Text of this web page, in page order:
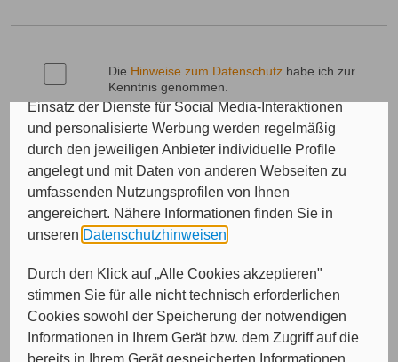
das Kunde wirbt Kunde-Programm, die Affiliate-
Insgesamt werden Ihre Daten an maximal sechs
weitere Verantwortliche weitergegeben. Bei dem
Einsatz der Dienste für Social Media-Interaktionen
und personalisierte Werbung werden regelmäßig
durch den jeweiligen Anbieter individuelle Profile
angelegt und mit Daten von anderen Webseiten zu
umfassenden Nutzungsprofilen von Ihnen
angereichert. Nähere Informationen finden Sie in
unseren Datenschutzhinweisen
Durch den Klick auf „Alle Cookies akzeptieren"
stimmen Sie für alle nicht technisch erforderlichen
Cookies sowohl der Speicherung der notwendigen
Informationen in Ihrem Gerät bzw. dem Zugriff auf die
bereits in Ihrem Gerät gespeicherten Informationen
Die Hinweise zum Datenschutz habe ich zur
Kenntnis genommen.
Soweit das Formular besondere Kategorien
personenbezogener Daten enthält - etwa
Gesundheitsdaten - bin ich mit der Verarbeitung
dieser durch die AXA Krankenversicherung AG,
Ihrer Agenturen und Ihrer Kooperationspartner
zum Zwecke der Bearbeitung meiner Anfrage
ausdrücklich einverstanden.
Bitte überprüfen Sie noch einmal Ihre Eingaben. Wenn alles in
Ordnung ist, dann klicken Sie bitte auf "Angebot anfordern".